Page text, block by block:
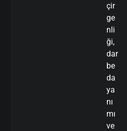
çir
ge
nli
ği,
dar
be
da
ya
nı
mı
ve